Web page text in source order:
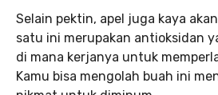
Selain pektin, apel juga kaya
satu ini merupakan antioksidan
di mana kerjanya untuk
Kamu bisa mengolah buah ini